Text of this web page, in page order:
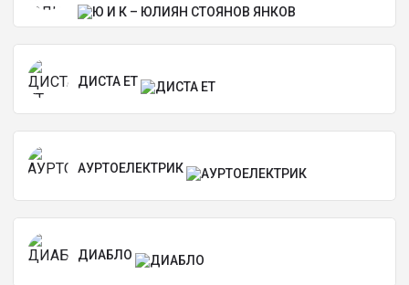
ДИСТА ЕТ
АУРТОЕЛЕКТРИК
ДИАБЛО